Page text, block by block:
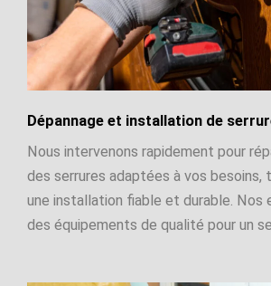
Dépannage et installation de
Nous intervenons rapidement pour
des serrures adaptées à vos besoins,
une installation fiable et durable. Nos
des équipements de qualité pour un